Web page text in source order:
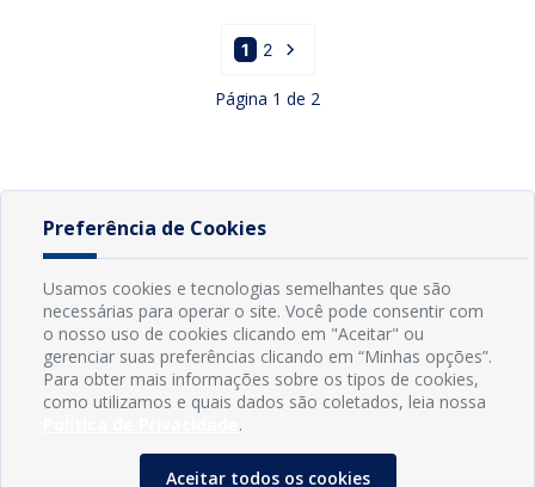
1 2
Página 1 de 2
Preferência de Cookies
Usamos cookies e tecnologias semelhantes que são
necessárias para operar o site. Você pode consentir com
o nosso uso de cookies clicando em "Aceitar" ou
gerenciar suas preferências clicando em “Minhas opções”.
Para obter mais informações sobre os tipos de cookies,
como utilizamos e quais dados são coletados, leia nossa
.
Aceitar todos os cookies